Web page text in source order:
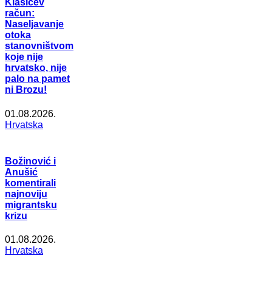
Klasićev
račun:
Naseljavanje
otoka
stanovništvom
koje nije
hrvatsko, nije
palo na pamet
ni Brozu!
01.08.2026.
Hrvatska
Božinović i
Anušić
komentirali
najnoviju
migrantsku
krizu
01.08.2026.
Hrvatska